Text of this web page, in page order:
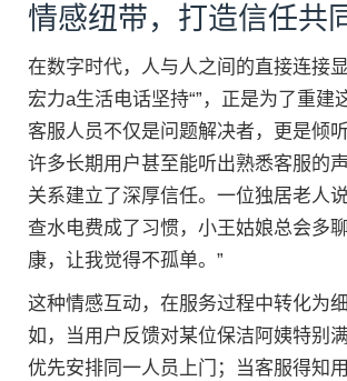
情感纽带，打造信任共
在数字时代，人与人之间的直接连接
宏力a生活电话坚持“”，正是为了重建
客服人员不仅是问题解决者，更是倾
许多长期用户甚至能听出熟悉客服的
关系建立了深厚信任。一位独居老人
查水电费成了习惯，小王姑娘总会多
康，让我觉得不孤单。”
这种情感互动，在服务过程中转化为
如，当用户反馈对某位保洁阿姨特别
优先安排同一人员上门；当客服得知